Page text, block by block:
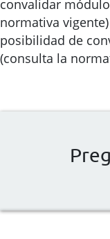
convalidar
normativa
posibilidad de
(consulta la